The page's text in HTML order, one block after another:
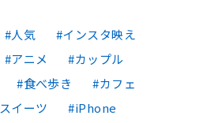
人気
インスタ映え
アニメ
カップル
食べ歩き
カフェ
スイーツ
iPhone